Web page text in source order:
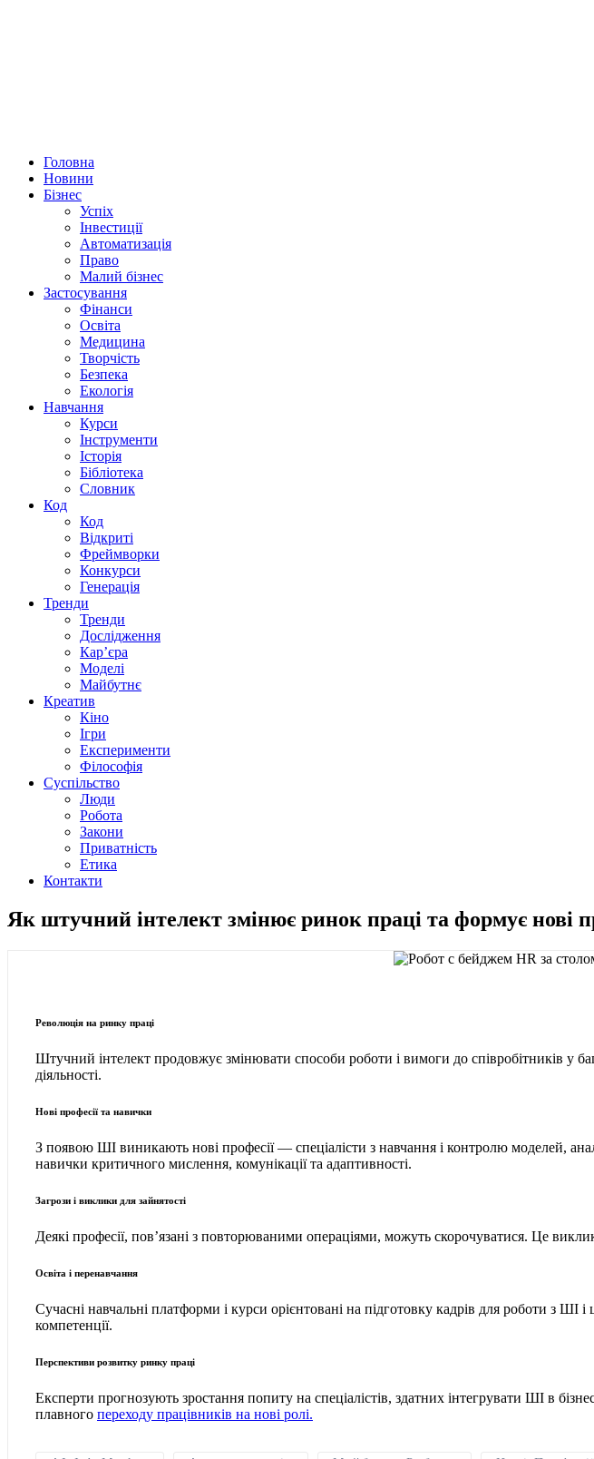
Головна
Новини
Бізнес
Успіх
Інвестиції
Автоматизація
Право
Малий бізнес
Застосування
Фінанси
Освіта
Медицина
Творчість
Безпека
Екологія
Навчання
Курси
Інструменти
Історія
Бібліотека
Словник
Код
Код
Відкриті
Фреймворки
Конкурси
Генерація
Тренди
Тренди
Дослідження
Кар’єра
Моделі
Майбутнє
Креатив
Кіно
Ігри
Експерименти
Філософія
Суспільство
Люди
Робота
Закони
Приватність
Етика
Контакти
Як штучний інтелект змінює ринок праці та формує нові
Революція на ринку праці
Штучний інтелект продовжує змінювати способи роботи і вимоги до співробітників у
діяльності.
Нові професії та навички
З появою ШІ виникають нові професії — спеціалісти з навчання і контролю моделей,
навички критичного мислення, комунікації та адаптивності.
Загрози і виклики для зайнятості
Деякі професії, пов’язані з повторюваними операціями, можуть скорочуватися. Це
Освіта і перенавчання
Сучасні навчальні платформи і курси орієнтовані на підготовку кадрів для роботи з
компетенції.
Перспективи розвитку ринку праці
Експерти прогнозують зростання попиту на спеціалістів, здатних інтегрувати ШІ в
плавного переходу працівників на нові ролі.